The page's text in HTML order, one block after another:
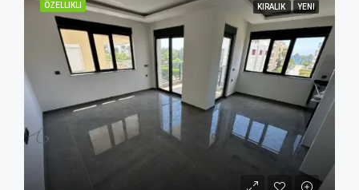
ÖZELLIKLI KIRALIK YENI